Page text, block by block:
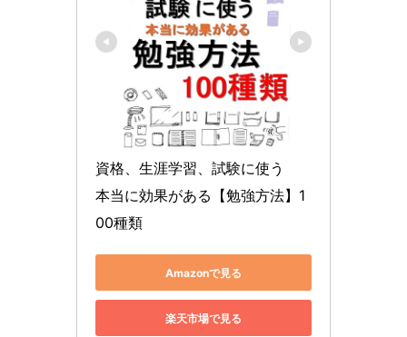
資格、生涯学習、試験に使う
本当に効果がある【勉強方法】1
00種類
Amazonで見る
楽天市場で見る